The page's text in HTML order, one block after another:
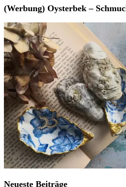
(Werbung) Oysterbek –
Neueste Beiträge